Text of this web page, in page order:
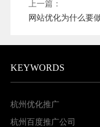
上一篇：
网站优化为什么要
KEYWORDS
杭州优化推广
杭州百度推广公司